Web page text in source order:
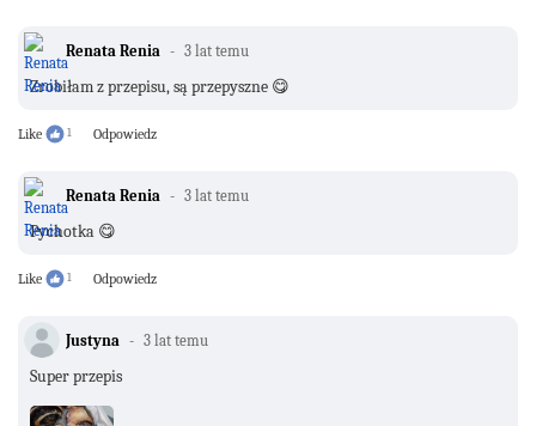
Renata Renia 3 lat temu
Zrobiłam z przepisu, są przepyszne 😋
Like 1 Odpowiedz
Renata Renia 3 lat temu
Pychotka 😋
Like 1 Odpowiedz
Justyna 3 lat temu
Super przepis